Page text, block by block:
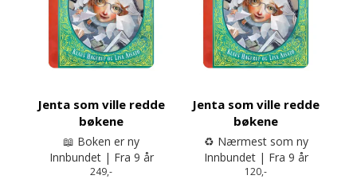
Jenta som ville redde
bøkene
📖 Boken er ny
Innbundet | Fra 9 år
249,-
Jenta som ville redde
bøkene
♻️ Nærmest som ny
Innbundet | Fra 9 år
120,-